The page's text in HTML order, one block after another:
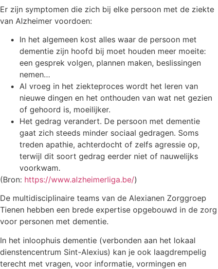
Er zijn symptomen die zich bij elke persoon met de ziekte
van Alzheimer voordoen:
In het algemeen kost alles waar de persoon met
dementie zijn hoofd bij moet houden meer moeite:
een gesprek volgen, plannen maken, beslissingen
nemen…
Al vroeg in het ziekteproces wordt het leren van
nieuwe dingen en het onthouden van wat net gezien
of gehoord is, moeilijker.
Het gedrag verandert. De persoon met dementie
gaat zich steeds minder sociaal gedragen. Soms
treden apathie, achterdocht of zelfs agressie op,
terwijl dit soort gedrag eerder niet of nauwelijks
voorkwam.
(Bron: https://www.alzheimerliga.be/)
De multidisciplinaire teams van de Alexianen Zorggroep
Tienen hebben een brede expertise opgebouwd in de zorg
voor personen met dementie.
In het inloophuis dementie (verbonden aan het lokaal
dienstencentrum Sint-Alexius) kan je ook laagdrempelig
terecht met vragen, voor informatie, vormingen en